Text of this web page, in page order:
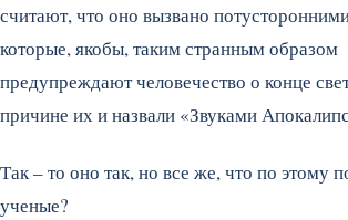
считают, что оно вызвано
которые, якобы, таким странным образом
предупреждают человечество о конце
причине их и назвали «Звуками
Так – то оно так, но все же, что по этому
ученые?